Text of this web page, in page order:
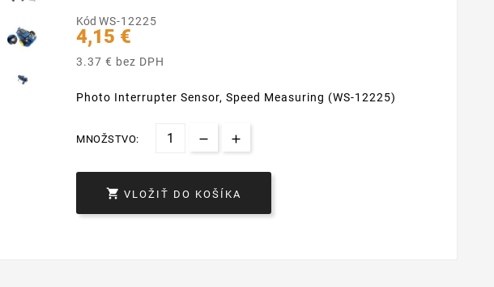
KódWS-12225
4,15 €
3.37 € bez DPH
Photo Interrupter Sensor, Speed Measuring (WS-12225)
MNOŽSTVO:
 VLOŽIŤ DO KOŠÍKA